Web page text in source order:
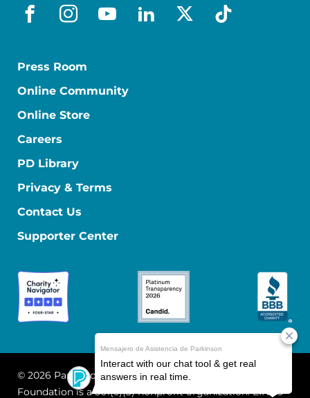
facebook_es
instagram
youtube
linkedin
x-socialtiktok
Press Room
Online Community
Online Store
Careers
PD Library
Privacy & Terms
Contact Us
Supporter Center
© 2026 Parkinson's Foundation
The Parkinson's
Foundation is a 501(c)(3) nonprofit organization. EIN: 13-